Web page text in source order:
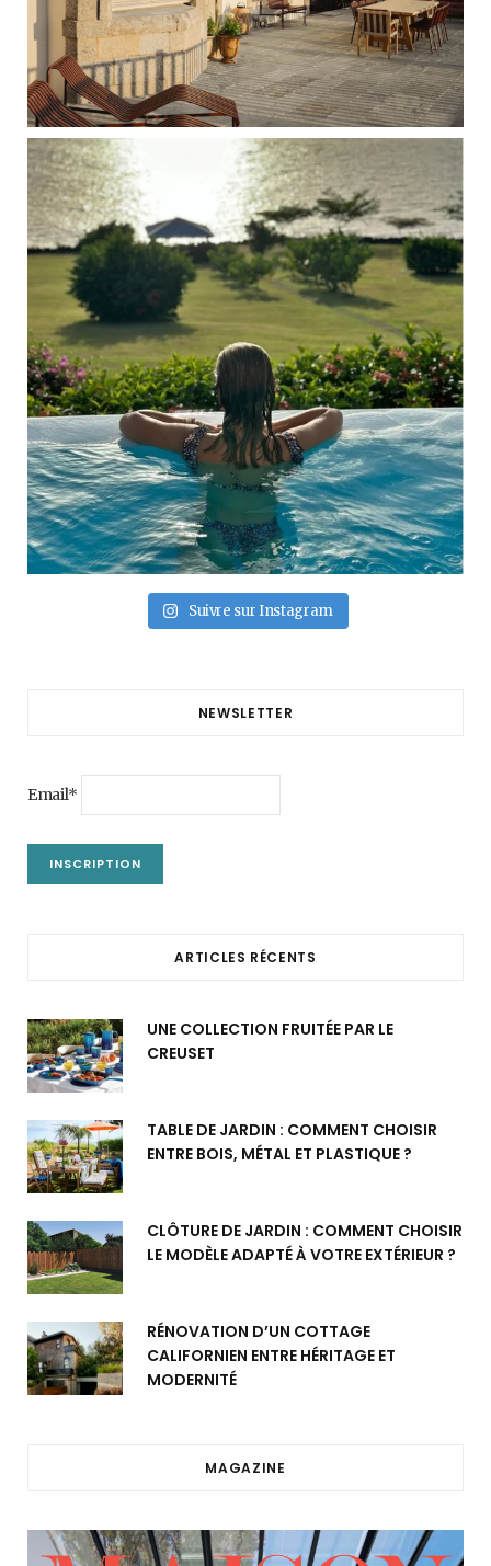
Suivre sur Instagram
NEWSLETTER
Email*
ARTICLES RÉCENTS
UNE COLLECTION FRUITÉE PAR LE
CREUSET
TABLE DE JARDIN : COMMENT CHOISIR
ENTRE BOIS, MÉTAL ET PLASTIQUE ?
CLÔTURE DE JARDIN : COMMENT CHOISIR
LE MODÈLE ADAPTÉ À VOTRE EXTÉRIEUR ?
RÉNOVATION D’UN COTTAGE
CALIFORNIEN ENTRE HÉRITAGE ET
MODERNITÉ
MAGAZINE